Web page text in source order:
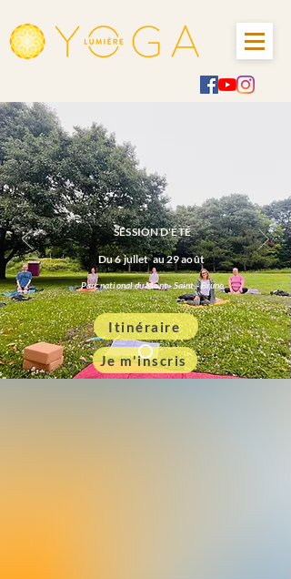
SESSION D'ÉTÉ
Du 6 jullet au 29 août
Parc national du Mont - Saint - Bruno
Itinéraire
Je m'inscris